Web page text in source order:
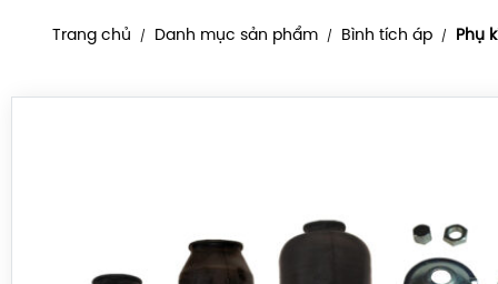
Trang chủ / Danh mục sản phẩm / Bình tích áp / Phụ